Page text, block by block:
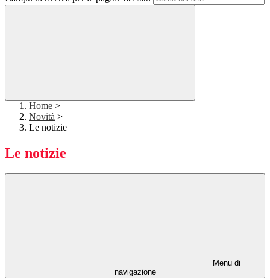
Home >
Novità >
Le notizie
Le notizie
Menu di
navigazione